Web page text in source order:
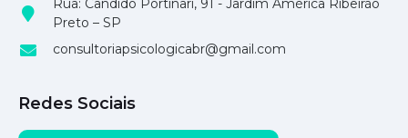
Rua: Cândido Portinari, 91 - Jardim América Ribeirão
Preto – SP
consultoriapsicologicabr@gmail.com
Redes Sociais